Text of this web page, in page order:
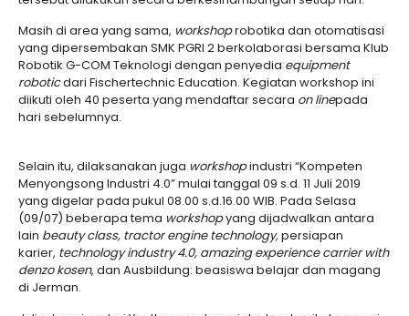
Masih di area yang sama, workshoprobotika dan otomatisasi
yang dipersembakan SMK PGRI 2 berkolaborasi bersama Klub
Robotik G-COM Teknologi dengan penyedia equipment
roboticdari Fischertechnic Education. Kegiatan workshop ini
diikuti oleh 40 peserta yang mendaftar secara on linepada
hari sebelumnya.
Selain itu, dilaksanakan juga workshopindustri “Kompeten
Menyongsong Industri 4.0” mulai tanggal 09 s.d. 11 Juli 2019
yang digelar pada pukul 08.00 s.d.16.00 WIB. Pada Selasa
(09/07) beberapa tema workshopyang dijadwalkan antara
lain beauty class, tractor engine technology,persiapan
karier, technology industry 4.0, amazing experience carrier with
denzo kosen, dan Ausbildung: beasiswa belajar dan magang
di Jerman.